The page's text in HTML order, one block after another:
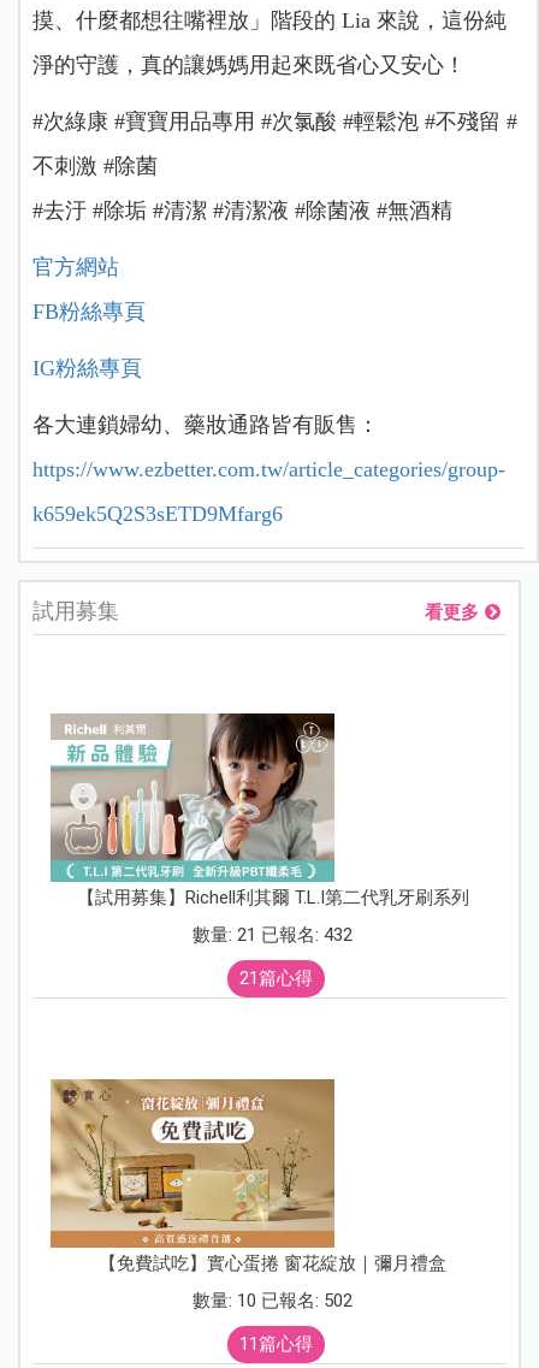
摸、什麼都想往嘴裡放」階段的 Lia 來說，這份純
淨的守護，真的讓媽媽用起來既省心又安心！
#次綠康 #寶寶用品專用 #次氯酸 #輕鬆泡 #不殘留 #
不刺激 #除菌
#去汙 #除垢 #清潔 #清潔液 #除菌液 #無酒精
官方網站
FB粉絲專頁
IG粉絲專頁
各大連鎖婦幼、藥妝通路皆有販售：
https://www.ezbetter.com.tw/article_categories/group-
k659ek5Q2S3sETD9Mfarg6
試用募集 看更多
【試用募集】Richell利其爾 T.L.I第二代乳牙刷系列
數量: 21 已報名: 432
21篇心得
【免費試吃】實心蛋捲 窗花綻放｜彌月禮盒
數量: 10 已報名: 502
11篇心得